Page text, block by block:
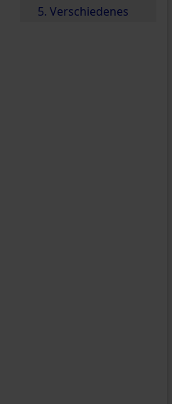
5. Verschiedenes